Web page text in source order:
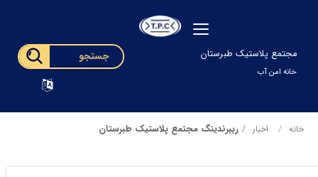
مجتمع پلاستیک طبرستان
خانه امن آب
خانه اخبار ریبرندینگ مجتمع پلاستیک طبرستان